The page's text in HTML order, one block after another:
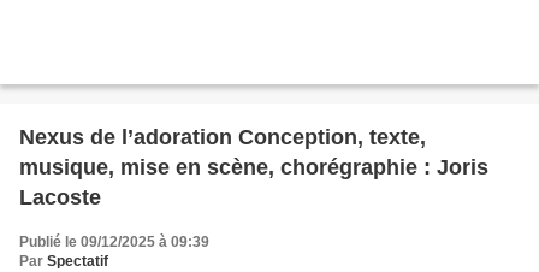
Nexus de l’adoration Conception, texte,
musique, mise en scène, chorégraphie : Joris
Lacoste
Publié le 09/12/2025 à 09:39
Par Spectatif